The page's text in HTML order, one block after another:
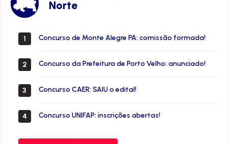
Norte
1 Concurso de Monte Alegre PA: comissão formada!
2 Concurso da Prefeitura de Porto Velho: anunciado!
3 Concurso CAER: SAIU o edital!
4 Concurso UNIFAP: inscrições abertas!